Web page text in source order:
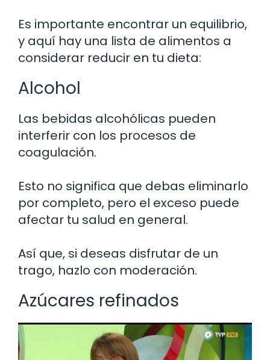
Es importante encontrar un equilibrio,
y aquí hay una lista de alimentos a
considerar reducir en tu dieta:
Alcohol
Las bebidas alcohólicas pueden
interferir con los procesos de
coagulación.
Esto no significa que debas eliminarlo
por completo, pero el exceso puede
afectar tu salud en general.
Así que, si deseas disfrutar de un
trago, hazlo con moderación.
Azúcares refinados